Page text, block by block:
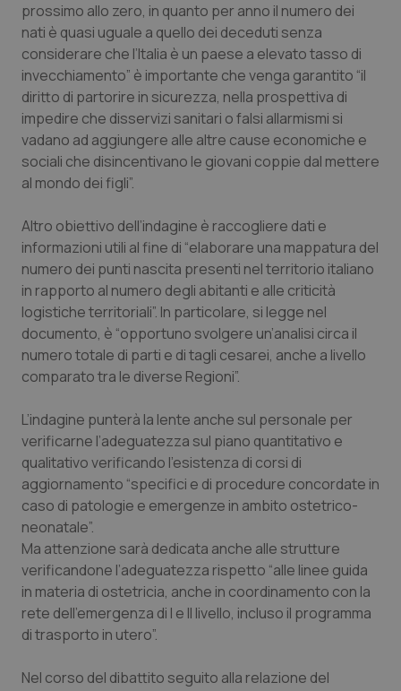
Provincia Autonoma di Trento
Puglia
Sardegna
Sicilia
Umbria
Valle D’Aosta
Veneto
Ipertensione & Scompenso
Malattie rare
Malattia di Crohn & Rettocolite Ulcerosa
Neuroscienze & patologie neurodegenerative
Oftalmologia
Oncodermatologia
Oncoematologia
Oncologia & Nutrizione
Psoriasi & pelle
Quotidiano Cardiologia
Quotidiano Chirurgia
Quotidiano Oncologia
Quotidiano Pediatria
prossimo allo zero, in quanto per anno il numero dei
nati è quasi uguale a quello dei deceduti senza
considerare che l’Italia è un paese a elevato tasso di
invecchiamento” è importante che venga garantito “il
diritto di partorire in sicurezza, nella prospettiva di
impedire che disservizi sanitari o falsi allarmismi si
vadano ad aggiungere alle altre cause economiche e
sociali che disincentivano le giovani coppie dal mettere
al mondo dei figli”.
Altro obiettivo dell’indagine è raccogliere dati e
informazioni utili al fine di “elaborare una mappatura del
numero dei punti nascita presenti nel territorio italiano
in rapporto al numero degli abitanti e alle criticità
logistiche territoriali”. In particolare, si legge nel
documento, è “opportuno svolgere un’analisi circa il
numero totale di parti e di tagli cesarei, anche a livello
comparato tra le diverse Regioni”.
L’indagine punterà la lente anche sul personale per
verificarne l’adeguatezza sul piano quantitativo e
qualitativo verificando l’esistenza di corsi di
aggiornamento “specifici e di procedure concordate in
caso di patologie e emergenze in ambito ostetrico-
neonatale”.
Ma attenzione sarà dedicata anche alle strutture
verificandone l’adeguatezza rispetto “alle linee guida
in materia di ostetricia, anche in coordinamento con la
rete dell’emergenza di I e II livello, incluso il programma
di trasporto in utero”.
Nel corso del dibattito seguito alla relazione del